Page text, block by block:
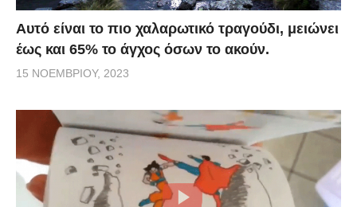
Αυτό είναι το πιο χαλαρωτικό τραγούδι, μειώνει
έως και 65% το άγχος όσων το ακούν.
15 ΝΟΕΜΒΡΊΟΥ, 2023